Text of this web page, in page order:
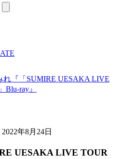
れ『「SUMIRE UESAKA LIVE
Blu-ray』
2022年8月24日
UESAKA LIVE TOUR